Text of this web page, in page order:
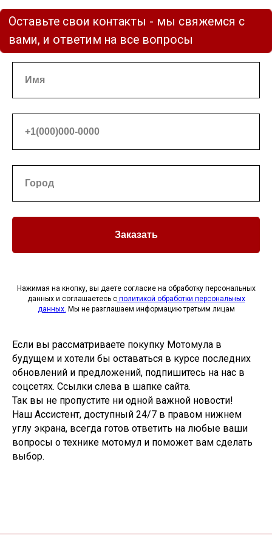
СЕЙЧАС?
Заказать
Нажимая на кнопку, вы даете согласие на обработку персональных
данных и соглашаетесь cполитикой обработки персональных
данных. Мы не разглашаем информацию третьим лицам
Если вы рассматриваете покупку Мотомула в
будущем и хотели бы оставаться в курсе последних
обновлений и предложений, подпишитесь на нас в
соцсетях. Ссылки слева в шапке сайта.
Так вы не пропустите ни одной важной новости!
Наш Ассистент, доступный 24/7 в правом нижнем
углу экрана, всегда готов ответить на любые ваши
вопросы о технике мотомул и поможет вам сделать
выбор.